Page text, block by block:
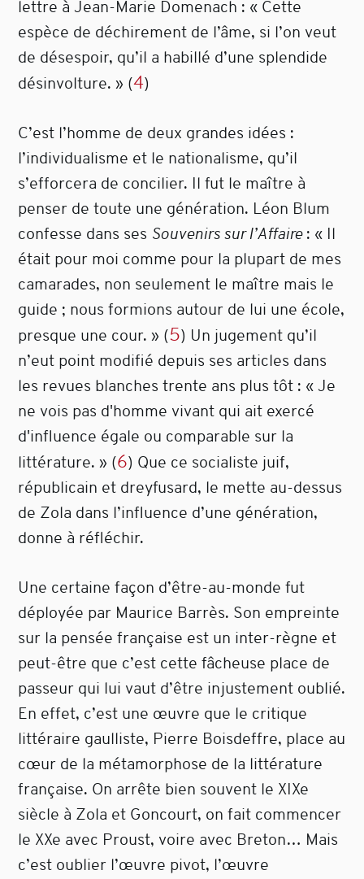
lettre à Jean-Marie Domenach : « Cette
espèce de déchirement de l’âme, si l’on veut
de désespoir, qu’il a habillé d’une splendide
désinvolture. » (4)
C’est l’homme de deux grandes idées :
l’individualisme et le nationalisme, qu’il
s’efforcera de concilier. Il fut le maître à
penser de toute une génération. Léon Blum
confesse dans ses Souvenirs sur l’Affaire: « Il
était pour moi comme pour la plupart de mes
camarades, non seulement le maître mais le
guide ; nous formions autour de lui une école,
presque une cour. » (5) Un jugement qu’il
n’eut point modifié depuis ses articles dans
les revues blanches trente ans plus tôt : « Je
ne vois pas d'homme vivant qui ait exercé
d'influence égale ou comparable sur la
littérature. » (6) Que ce socialiste juif,
républicain et dreyfusard, le mette au-dessus
de Zola dans l’influence d’une génération,
donne à réfléchir.
Une certaine façon d’être-au-monde fut
déployée par Maurice Barrès. Son empreinte
sur la pensée française est un inter-règne et
peut-être que c’est cette fâcheuse place de
passeur qui lui vaut d’être injustement oublié.
En effet, c’est une œuvre que le critique
littéraire gaulliste, Pierre Boisdeffre, place au
cœur de la métamorphose de la littérature
française. On arrête bien souvent le XIXe
siècle à Zola et Goncourt, on fait commencer
le XXe avec Proust, voire avec Breton… Mais
c’est oublier l’œuvre pivot, l’œuvre